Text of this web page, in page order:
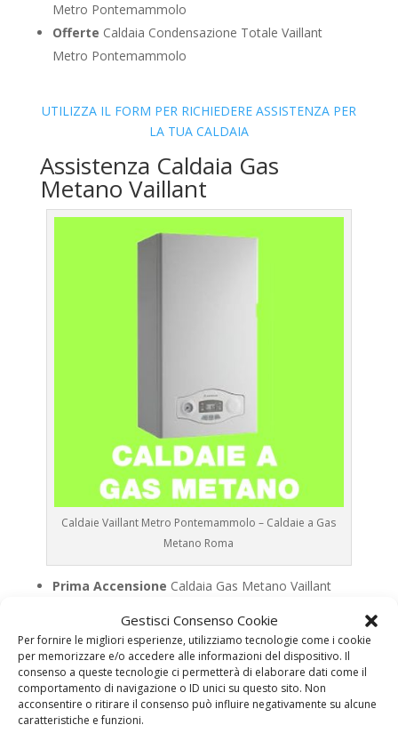
Gestisci Consenso Cookie
Per fornire le migliori esperienze, utilizziamo tecnologie come i cookie
per memorizzare e/o accedere alle informazioni del dispositivo. Il
consenso a queste tecnologie ci permetterà di elaborare dati come il
comportamento di navigazione o ID unici su questo sito. Non
acconsentire o ritirare il consenso può influire negativamente su alcune
caratteristiche e funzioni.
Metro Pontemammolo
Offerte Caldaia Condensazione Totale Vaillant
Metro Pontemammolo
UTILIZZA IL FORM PER RICHIEDERE ASSISTENZA PER
LA TUA CALDAIA
Assistenza Caldaia Gas
Metano Vaillant
Caldaie Vaillant Metro Pontemammolo – Caldaie a Gas
Metano Roma
Prima Accensione Caldaia Gas Metano Vaillant
AssistenzaCaldaia Gas Metano Vaillant Metro
Pontemammolo
ManutenzioneCaldaia Gas Metano Vaillant Metro
Pontemammolo
RiparazioneCaldaia Gas Metano Vaillant Metro